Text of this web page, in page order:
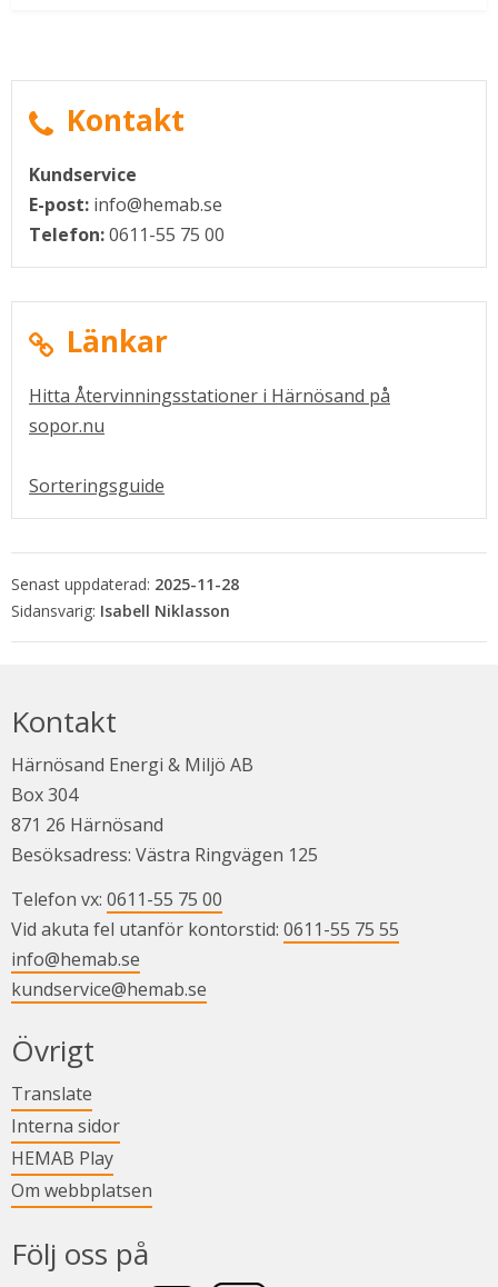
Kontakt
Kundservice
E-post: info@hemab.se
Telefon:0611-55 75 00
Länkar
Hitta Återvinningsstationer i Härnösand på
sopor.nu
Sorteringsguide
Senast uppdaterad: 2025-11-28
Isabell Niklasson
Kontakt
Härnösand Energi & Miljö AB
Box 304
871 26 Härnösand
Besöksadress: Västra Ringvägen 125
Telefon vx: 0611-55 75 00
Vid akuta fel utanför kontorstid: 0611-55 75 55
info@hemab.se
kundservice@hemab.se
Övrigt
Translate
Interna sidorLänk till annan webbplats.
HEMAB PlayLänk till annan webbplats.
Om webbplatsen
Följ oss på